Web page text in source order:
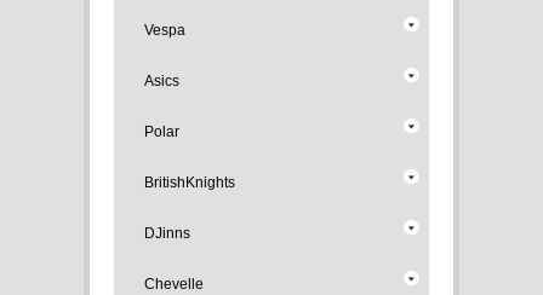
Vespa
Asics
Polar
BritishKnights
DJinns
Chevelle